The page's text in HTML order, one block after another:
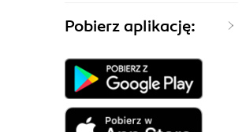
Pobierz aplikację: